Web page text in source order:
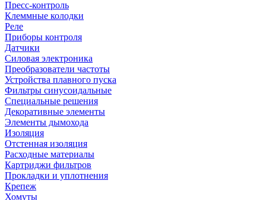
Пресс-контроль
Клеммные колодки
Реле
Приборы контроля
Датчики
Силовая электроника
Преобразователи частоты
Устройства плавного пуска
Фильтры синусоидальные
Специальные решения
Декоративные элементы
Элементы дымохода
Изоляция
Отстенная изоляция
Расходные материалы
Картриджи фильтров
Прокладки и уплотнения
Крепеж
Хомуты